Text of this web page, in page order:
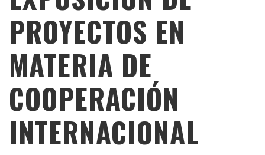
PROYECTOS EN
MATERIA DE
COOPERACIÓN
INTERNACIONAL